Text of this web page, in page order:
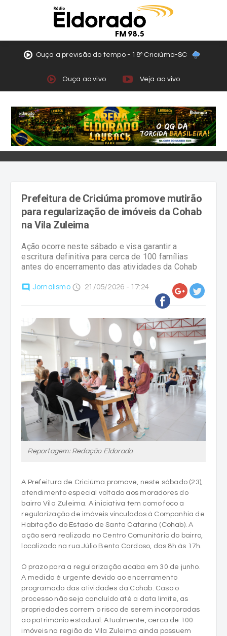
Ouça a previsão do tempo - 18º Criciúma-SC
Ouça ao vivo Veja ao vivo
na Vila Zuleima
Ação ocorre neste sábado e visa garantir a
escritura definitiva para cerca de 100 famílias
commentJornalismo access_time 21/05/2026 - 17:24
Reportagem: Redação Eldorado
A Prefeitura de Criciúma promove, neste sábado (23),
regularização de imóveis vinculados à Companhia de
Habitação do Estado de Santa Catarina (Cohab). A
ação será realizada no Centro Comunitário do bairro,
localizado na rua Júlio Bento Cardoso, das 8h às 17h.
O prazo para a regularização acaba em 30 de junho.
A medida é urgente devido ao encerramento
processo não seja concluído até a data limite, as
propriedades correm o risco de serem incorporadas
ao patrimônio estadual. Atualmente, cerca de 100
imóveis na região da Vila Zuleima ainda possuem
pendências na documentação.
O prefeito de Criciúma, Vagner Espindola, reforça que